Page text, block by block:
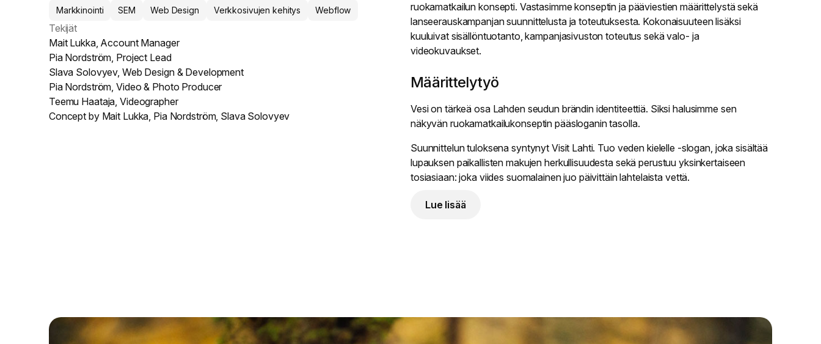
Markkinointi SEM Web Design Verkkosivujen kehitys Webflow
Tekijät
Mait Lukka, Account Manager
Pia Nordström, Project Lead
Slava Solovyev, Web Design & Development
Pia Nordström, Video & Photo Producer
Teemu Haataja, Videographer
Concept by Mait Lukka, Pia Nordström, Slava Solovyev
ruokamatkailun konsepti. Vastasimme konseptin ja pääviestien määrittelystä sekä
lanseerauskampanjan suunnittelusta ja toteutuksesta. Kokonaisuuteen lisäksi
kuuluivat sisällöntuotanto, kampanjasivuston toteutus sekä valo- ja
videokuvaukset.
Määrittelytyö
Vesi on tärkeä osa Lahden seudun brändin identiteettiä. Siksi halusimme sen
näkyvän ruokamatkailukonseptin pääsloganin tasolla.
Suunnittelun tuloksena syntynyt Visit Lahti. Tuo veden kielelle -slogan, joka sisältää
lupauksen paikallisten makujen herkullisuudesta sekä perustuu yksinkertaiseen
tosiasiaan: joka viides suomalainen juo päivittäin lahtelaista vettä.
Määrittelytyön kenties tärkein oivalluksemme oli, ettei pelkkä ruokapaikkojen ja
Kävimme yli kymmenen päivää kestävän tuotantomatkan aikana kuvaamassa ja
Lue lisää